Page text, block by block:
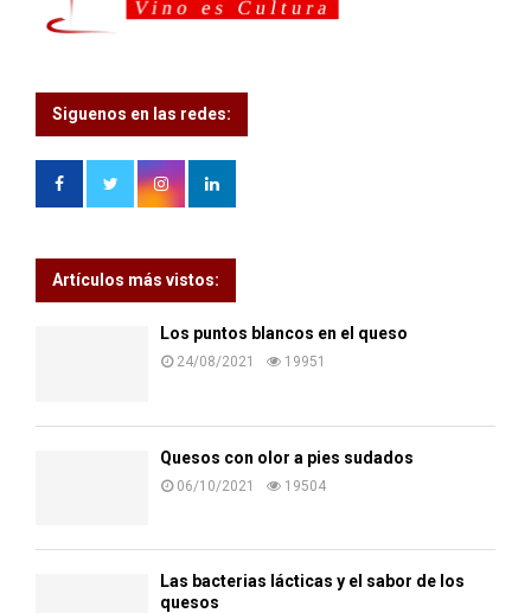
Siguenos en las redes:
Artículos más vistos:
Los puntos blancos en el queso
24/08/2021 19951
Quesos con olor a pies sudados
06/10/2021 19504
Las bacterias lácticas y el sabor de los
quesos